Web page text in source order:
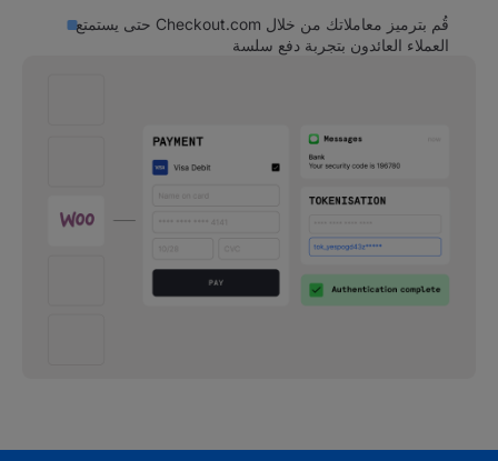
قُم بترميز معاملاتك من خلال Checkout.com حتى يستمتع
العملاء العائدون بتجربة دفع سلسة